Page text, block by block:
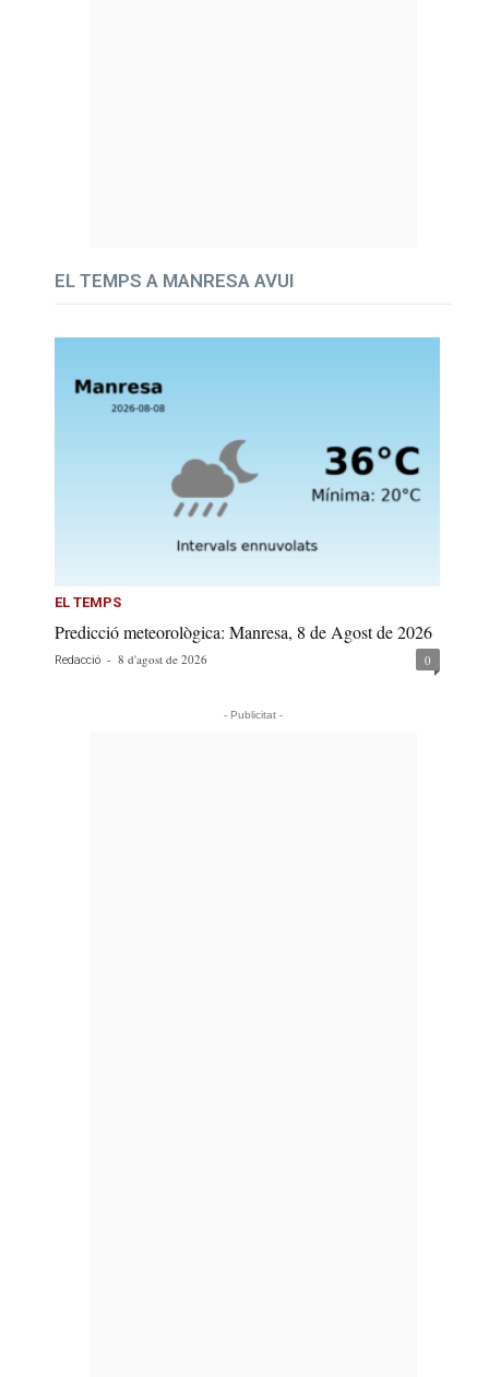
EL TEMPS A MANRESA AVUI
EL TEMPS
Predicció meteorològica: Manresa, 8 de Agost de 2026
Redacció - 8 d'agost de 2026 0
- Publicitat -